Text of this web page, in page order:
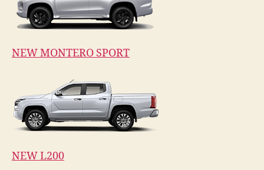
NEW MONTERO SPORT
NEW L200